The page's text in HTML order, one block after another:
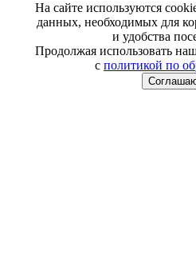
На сайте используются
данных, необходимых для
и удобства
Продолжая использовать
с политикой по